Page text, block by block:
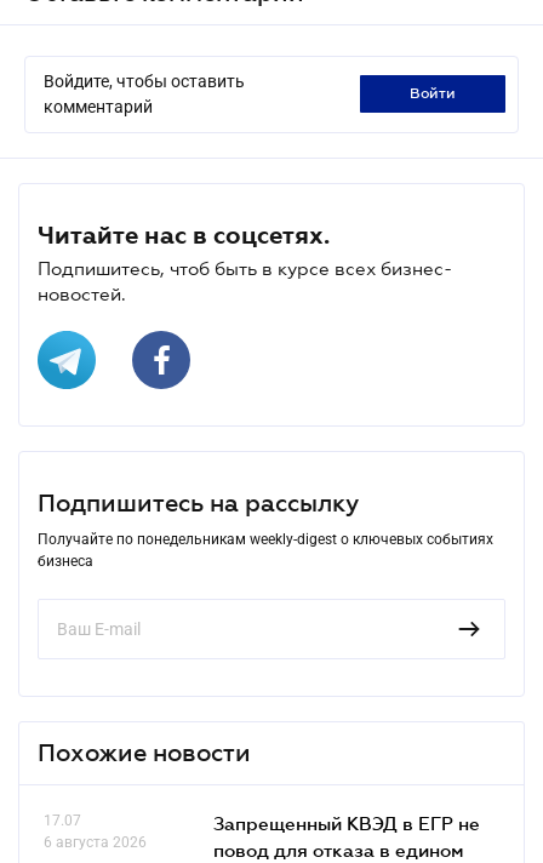
Войдите, чтобы оставить
комментарий
войти
Читайте нас в соцсетях.
Подпишитесь, чтоб быть в курсе всех бизнес-
новостей.
Подпишитесь на рассылку
Получайте по понедельникам weekly-digest о ключевых событиях
бизнеса
Похожие новости
17.07
6 августа 2026
Запрещенный КВЭД в ЕГР не
повод для отказа в едином